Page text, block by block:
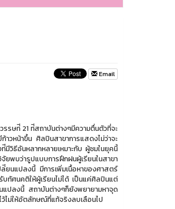
Email
ษท่ี 21 ท่ีสถาบันต่างๆมีความตื่นตัวที่จะ
วหน้าขึ้น ศิลปินสาขาการแสดงไม่ว่าจะ
วิธีอันหลากหลายเหมาะกับ ผู้ชมในยุคนี้
ยพบว่ารูปแบบการฝึกฝนผู้เรียนในสาขา
ล่ียนแปลงนี้ มีการเพิ่มเนื้อหาของศาสตร์
บทัศนคติให้ผู้เรียนไม่ได้ เป็นแค่ศิลปินแต่
แปลงนี้ สถาบันต่างๆก็ยังพยายามหาจุด
ไม่ให้อัตลักษณ์ที่แท้จริงลบเลือนไป